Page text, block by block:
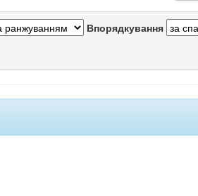
Впорядкування